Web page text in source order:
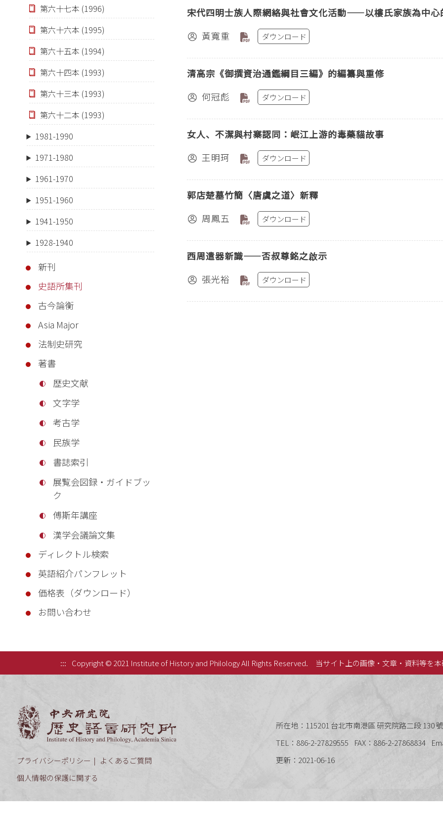
第六十七本 (1996)
第六十六本 (1995)
第六十五本 (1994)
第六十四本 (1993)
第六十三本 (1993)
第六十二本 (1993)
1981-1990
1971-1980
1961-1970
1951-1960
1941-1950
1928-1940
新刊
史語所集刊
古今論衡
Asia Major
法制史研究
著書
歴史文献
文字学
考古学
民族学
書誌索引
展覧会図録・ガイドブッ
ク
傅斯年講座
漢学会議論文集
ディレクトル検索
英語紹介パンフレット
価格表（ダウンロード）
お問い合わせ
宋代四明士族人際網絡與社會文化活動——以樓氏家族為中心
黃寬重
ダウンロード
清高宗《御撰資治通鑑綱目三編》的編纂與重修
何冠彪
ダウンロード
女人、不潔與村寨認同：岷江上游的毒藥貓故事
王明珂
ダウンロード
郭店楚墓竹簡〈唐虞之道〉新釋
周鳳五
ダウンロード
西周遣器新識——否叔尊銘之啟示
張光裕
ダウンロード
::: Copyright © 2021 Institute of History and Philology All Rights Reserved. 当サイト上の画像・文章・資料等を
プライバシーポリシー
よくあるご質問
個人情報の保護に関する
所在地：115201 台北市南港區 研究院路二段 130
TEL：886-2-27829555
FAX：886-2-27868834
更新：2021-06-16